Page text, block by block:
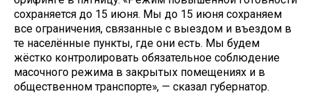
сохраняется до 15 июня. Мы до 15 июня сохраняем
все ограничения, связанные с выездом и въездом в
те населённые пункты, где они есть. Мы будем
жёстко контролировать обязательное соблюдение
масочного режима в закрытых помещениях и в
общественном транспорте», — сказал губернатор.